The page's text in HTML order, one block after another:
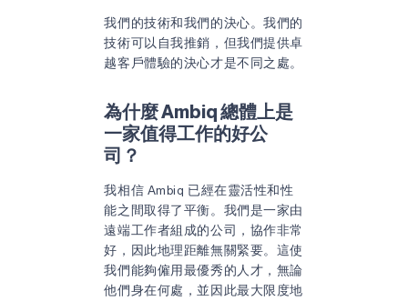
我們的技術和我們的決心。我們的
技術可以自我推銷，但我們提供卓
越客戶體驗的決心才是不同之處。
為什麼 Ambiq 總體上是
一家值得工作的好公
司？
我相信 Ambiq 已經在靈活性和性
能之間取得了平衡。我們是一家由
遠端工作者組成的公司，協作非常
好，因此地理距離無關緊要。這使
我們能夠僱用最優秀的人才，無論
他們身在何處，並因此最大限度地